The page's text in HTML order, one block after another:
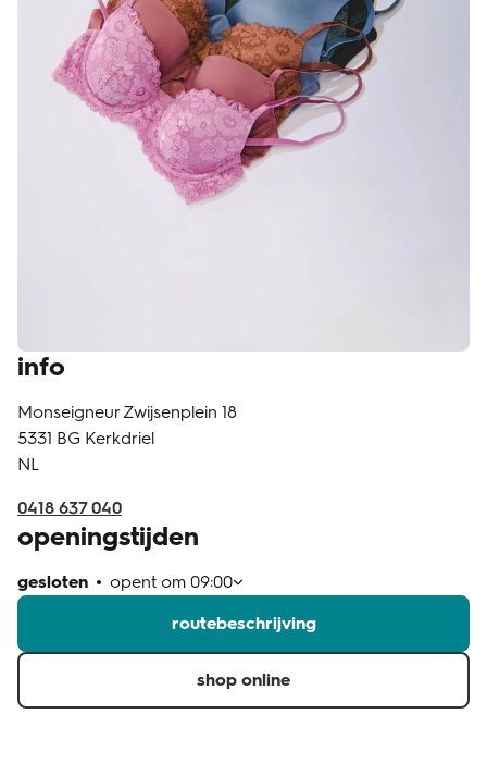
klantenservice
info
Monseigneur Zwijsenplein 18
5331 BG Kerkdriel
NL
0418 637 040
openingstijden
gesloten opent om 09:00
routebeschrijving
shop online